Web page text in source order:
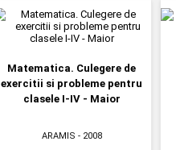
Matematica. Culegere de
exercitii si probleme pentru
clasele I-IV - Maior
ARAMIS - 2008